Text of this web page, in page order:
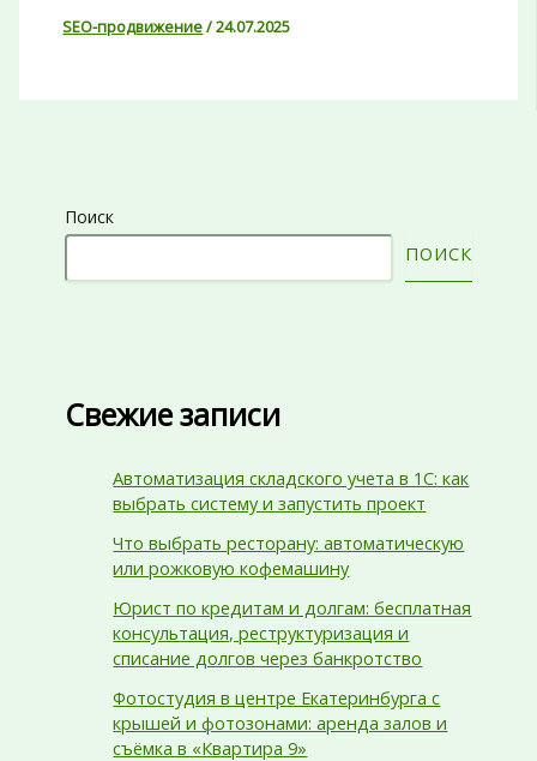
SEO-продвижение/24.07.2025
Поиск
ПОИСК
Свежие записи
Автоматизация складского учета в 1С: как
выбрать систему и запустить проект
Что выбрать ресторану: автоматическую
или рожковую кофемашину
Юрист по кредитам и долгам: бесплатная
консультация, реструктуризация и
списание долгов через банкротство
Фотостудия в центре Екатеринбурга с
крышей и фотозонами: аренда залов и
съёмка в «Квартира 9»